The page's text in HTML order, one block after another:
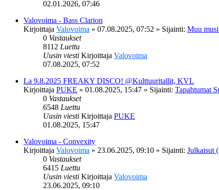
02.01.2026, 07:46
Valovoima - Bass Clarion
Kirjoittaja Valovoima » 07.08.2025, 07:52 » Sijainti: Muu
0 Vastaukset
8112 Luettu
Uusin viesti Kirjoittaja Valovoima
07.08.2025, 07:52
La 9.8.2025 FREAKY DISCO! @Kulttuuritallit, KVL
Kirjoittaja PUKE » 01.08.2025, 15:47 » Sijainti: Tapahtumat
0 Vastaukset
6548 Luettu
Uusin viesti Kirjoittaja PUKE
01.08.2025, 15:47
Valovoima - Convexity
Kirjoittaja Valovoima » 23.06.2025, 09:10 » Sijainti: Julkaisut
0 Vastaukset
6415 Luettu
Uusin viesti Kirjoittaja Valovoima
23.06.2025, 09:10